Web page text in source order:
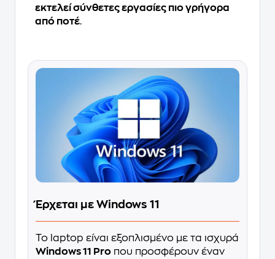
εκτελεί σύνθετες εργασίες πιο γρήγορα
από ποτέ.
Έρχεται με Windows 11
Το laptop είναι εξοπλισμένο με τα ισχυρά
Windows 11 Pro που προσφέρουν έναν